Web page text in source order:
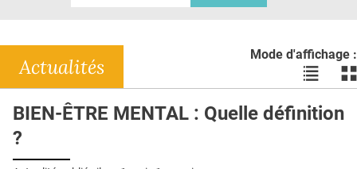
DOSSIERS
RÉSEAUX
E-REVUE SAD
Mode d'affichage :
Voir
les
en
les
en
Actualités
BIEN-ÊTRE MENTAL : Quelle définition
?